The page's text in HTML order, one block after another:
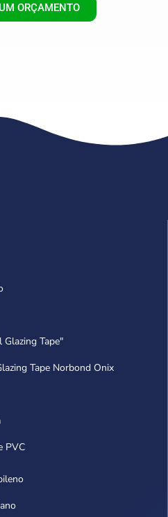
ORÇAMENTO
Tape"
Tape Norbond Onix
PVC